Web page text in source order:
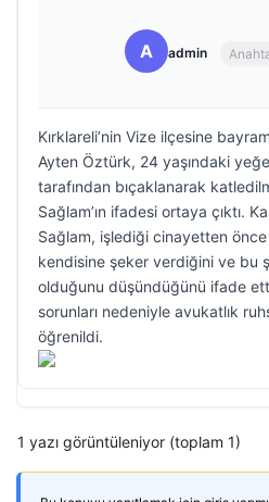
A admin
Kırklareli’nin Vize ilçesine
Ayten Öztürk, 24 yaşındaki
tarafından bıçaklanarak
Sağlam’ın ifadesi ortaya çıktı.
Sağlam, işlediği cinayetten
kendisine şeker verdiğini ve bu
olduğunu düşündüğünü ifade
sorunları nedeniyle avukatlık
öğrenildi.
1 yazı görüntüleniyor (toplam 1)